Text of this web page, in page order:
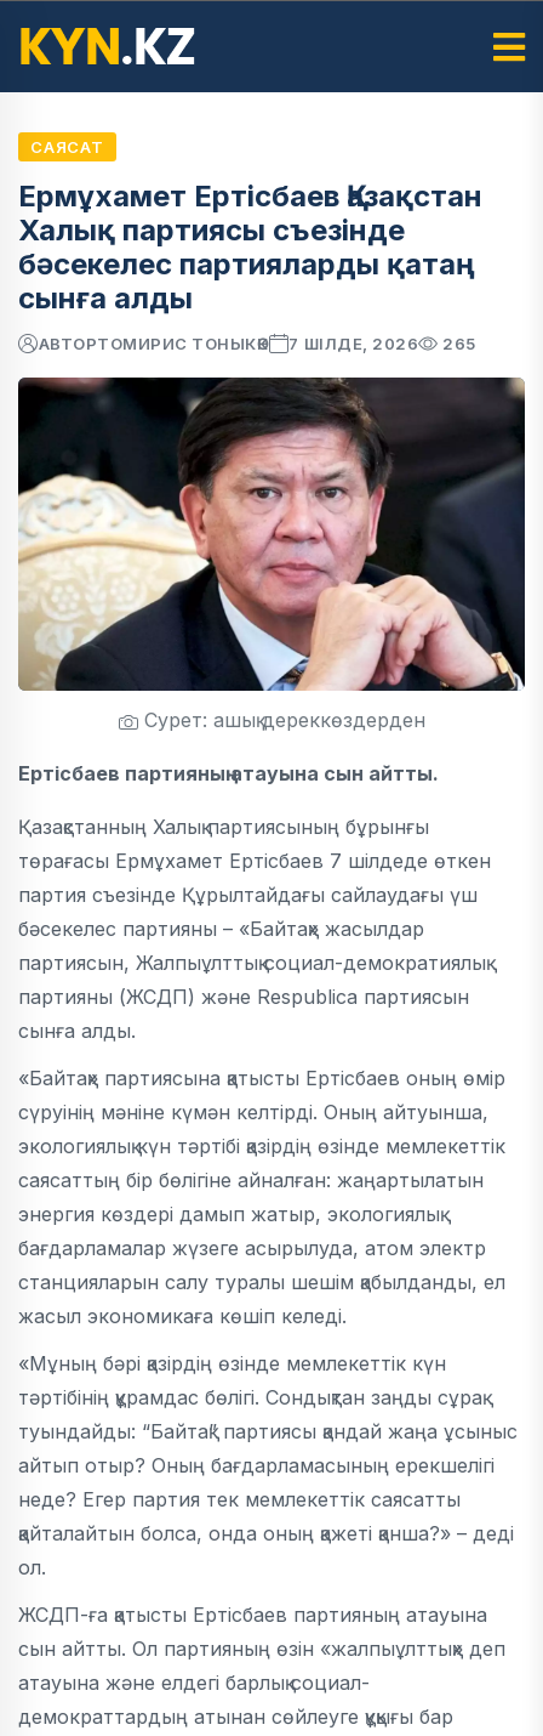
САЯСАТ
Ермұхамет Ертісбаев Қазақстан
Халық партиясы съезінде
бәсекелес партияларды қатаң
сынға алды
АВТОРТОМИРИС ТОНЫКӨК 7 ШІЛДЕ, 2026 265
Сурет: ашық дереккөздерден
Ертісбаев партияның атауына сын айтты.
Қазақстанның Халық партиясының бұрынғы
төрағасы Ермұхамет Ертісбаев 7 шілдеде өткен
партия съезінде Құрылтайдағы сайлаудағы үш
бәсекелес партияны – «Байтақ» жасылдар
партиясын, Жалпыұлттық социал-демократиялық
партияны (ЖСДП) және Respublica партиясын
сынға алды.
«Байтақ» партиясына қатысты Ертісбаев оның өмір
сүруінің мәніне күмән келтірді. Оның айтуынша,
экологиялық күн тәртібі қазірдің өзінде мемлекеттік
саясаттың бір бөлігіне айналған: жаңартылатын
энергия көздері дамып жатыр, экологиялық
бағдарламалар жүзеге асырылуда, атом электр
станцияларын салу туралы шешім қабылданды, ел
жасыл экономикаға көшіп келеді.
«Мұның бәрі қазірдің өзінде мемлекеттік күн
тәртібінің құрамдас бөлігі. Сондықтан заңды сұрақ
туындайды: “Байтақ” партиясы қандай жаңа ұсыныс
айтып отыр? Оның бағдарламасының ерекшелігі
неде? Егер партия тек мемлекеттік саясатты
қайталайтын болса, онда оның қажеті қанша?» – деді
ол.
ЖСДП-ға қатысты Ертісбаев партияның атауына
сын айтты. Ол партияның өзін «жалпыұлттық» деп
атауына және елдегі барлық социал-
демократтардың атынан сөйлеуге құқығы бар